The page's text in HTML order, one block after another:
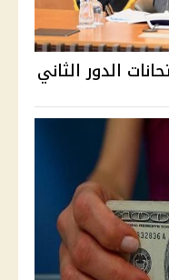
الدور الثاني